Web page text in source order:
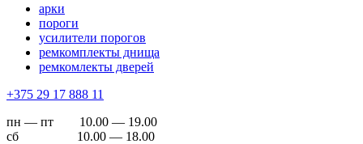
арки
пороги
усилители порогов
ремкомплекты днища
ремкомлекты дверей
+375 29 17 888 11
пн — пт 10.00 — 19.00
сб 10.00 — 18.00